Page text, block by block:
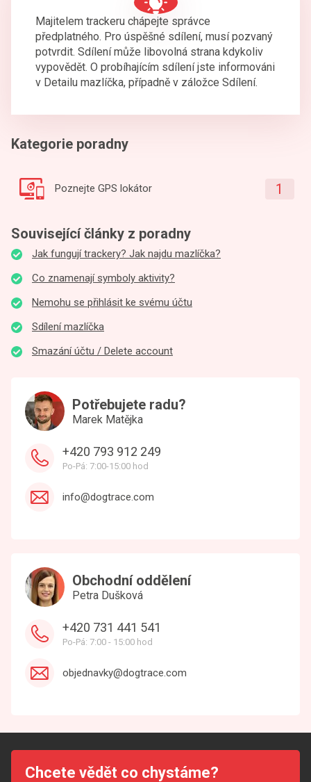
Majitelem trackeru chápejte správce
předplatného. Pro úspěšné sdílení, musí pozvaný
potvrdit. Sdílení může libovolná strana kdykoliv
vypovědět. O probíhajícím sdílení jste informováni
v Detailu mazlíčka, případně v záložce Sdílení.
Kategorie poradny
Poznejte GPS lokátor 1
Související články z poradny
Jak fungují trackery? Jak najdu mazlíčka?
Co znamenají symboly aktivity?
Nemohu se přihlásit ke svému účtu
Sdílení mazlíčka
Smazání účtu / Delete account
Potřebujete radu?
Marek Matějka
+420 793 912 249
Po-Pá: 7:00-15:00 hod
info@dogtrace.com
Obchodní oddělení
Petra Dušková
+420 731 441 541
Po-Pá: 7:00 - 15:00 hod
objednavky@dogtrace.com
Chcete vědět co chystáme?